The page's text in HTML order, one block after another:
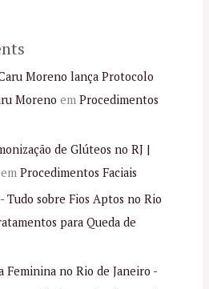
Moreno lança Protocolo
Moreno em Procedimentos
de Glúteos no RJ |
em Procedimentos Faciais
Tudo sobre Fios Aptos no Rio
para Queda de
Feminina no Rio de Janeiro -